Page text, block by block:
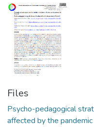
Files
Psycho-pedagogical
affected by the